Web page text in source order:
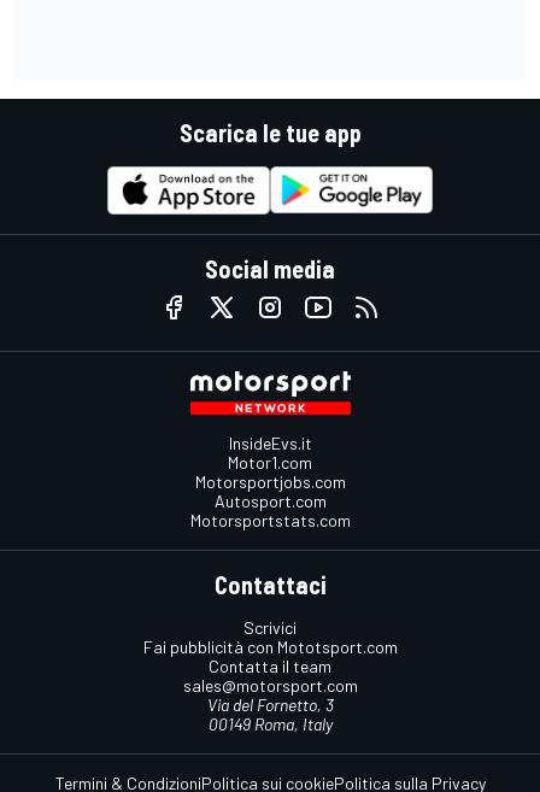
Scarica le tue app
Social media
InsideEvs.it
Motor1.com
Motorsportjobs.com
Autosport.com
Motorsportstats.com
Contattaci
Scrivici
Fai pubblicità con Mototsport.com
Contatta il team
sales@motorsport.com
Via del Fornetto, 3
00149 Roma, Italy
Termini & CondizioniPolitica sui cookiePolitica sulla Privacy